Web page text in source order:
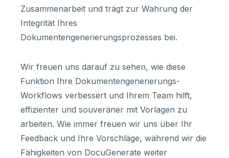
Zusammenarbeit und trägt zur Wahrung der
Integrität Ihres
Dokumentengenerierungsprozesses bei.
Wir freuen uns darauf zu sehen, wie diese
Funktion Ihre Dokumentengenerierungs-
Workflows verbessert und Ihrem Team hilft,
effizienter und souveräner mit Vorlagen zu
arbeiten. Wie immer freuen wir uns über Ihr
Feedback und Ihre Vorschläge, während wir die
Fähigkeiten von DocuGenerate weiter